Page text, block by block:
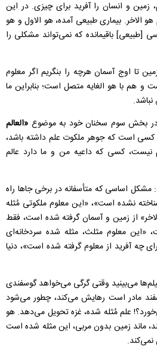
زمین و انسان را آفرید برای چیزی. در این
بیماری طبیعی آمده، هو الاول و هو
[طبیعی] باقیمانده که نمی‌تواند مشکلی را
تا اوج آسمان هرچه را بنگریم اگر معلوم
هم با هو الغایه متصل است؛ بنابراین ما
در بخش سوم سخنان خود به موضوع «العالم
است که جوهر ملکوت علم داشته باشد،
کسی که داعیه من و ما دارد عالم
مشکل اساسی که متأسفانه در برخی جا‌ها راه
نشده است»، «این معلوم ملکوتی مُثله
از زمین و آسمان گرفته شده است، فقط
«این معلوم مثلث، مثله شده سردخانه‌ای
چه آفرید از معلوم گرفته شده است»، دنیا
می‌بینید وقتی گرگی می‌خواهد گوسفندی
مادر است رهایش می‌کند، چطور می‌شود
علم مُثله‌ شده، غزه تحویل می‌دهد. هو
ماند زمین بدون مربی، این مثله شده است